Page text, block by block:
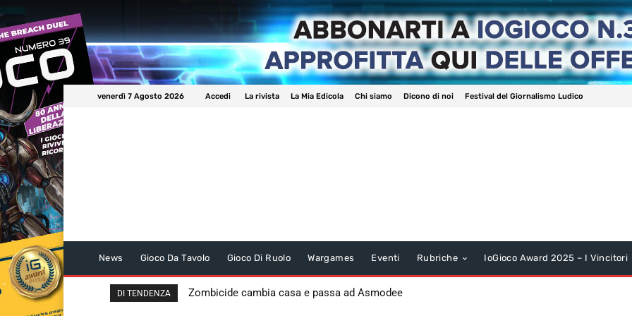
venerdì 7 Agosto 2026 Accedi La rivista La Mia Edicola Chi siamo Dicono di noi Festival del Giornalismo Ludico
News Gioco Da Tavolo Gioco Di Ruolo Wargames Eventi Rubriche IoGioco Award 2025 – I Vincitori
DI TENDENZA Zombicide cambia casa e passa ad Asmodee